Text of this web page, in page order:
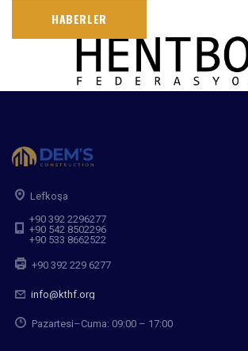
HABERLER
Lefkoşa
+90 392 2296277
+90 542 8502296
+90 533 8662522
+90 392 229 6277
info@kthf.org
Pazartesi–Cuma: 09:00 – 17:00